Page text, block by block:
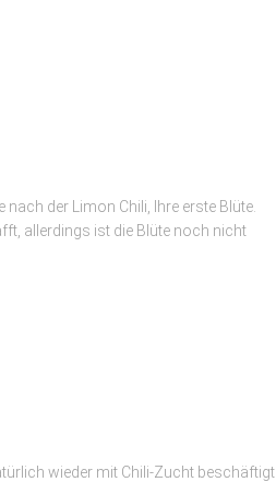
der Limon Chili, Ihre erste Blüte.
allerdings ist die Blüte noch nicht
wieder mit Chili-Zucht beschäftigt.